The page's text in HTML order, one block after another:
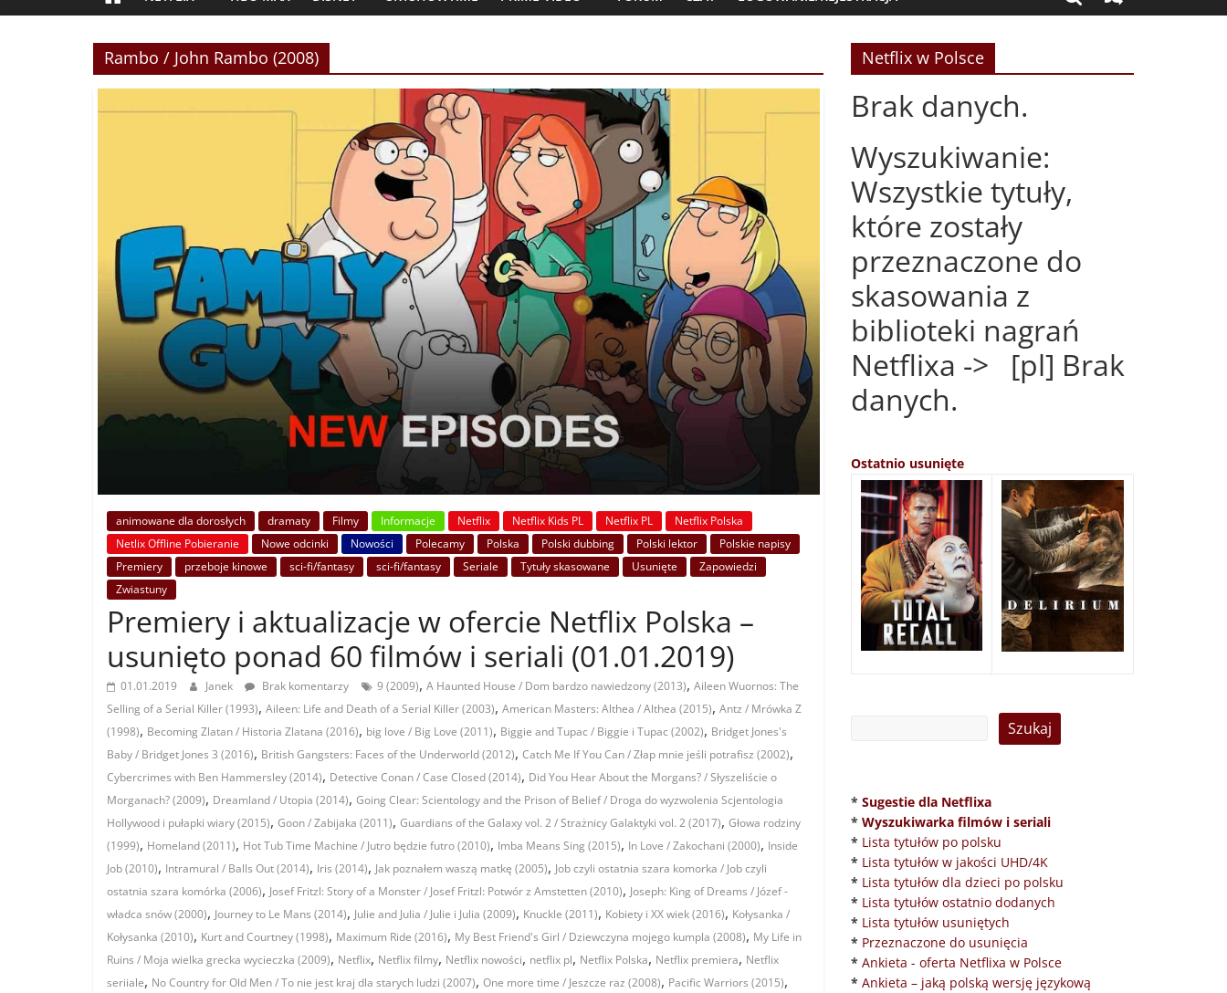
Rambo / John Rambo (2008)
animowane dla dorosłych dramaty Filmy Informacje Netflix Netflix Kids PL Netflix PL
Netflix Polska
Netlix Offline Pobieranie
Nowe odcinki Nowości Polecamy Polska Polski dubbing Polski lektor
Polskie napisy
Premiery
przeboje kinowe sci-fi/fantasy sci-fi/fantasy Seriale Tytuły skasowane Usunięte
Zapowiedzi
Zwiastuny
Premiery i aktualizacje w ofercie Netflix Polska –
usunięto ponad 60 filmów i seriali (01.01.2019)
01.01.2019 Janek Brak komentarzy 9 (2009), A Haunted House / Dom bardzo nawiedzony (2013), Aileen Wuornos: The
Selling of a Serial Killer (1993), Aileen: Life and Death of a Serial Killer (2003), American Masters: Althea / Althea (2015), Antz / Mrówka Z
(1998), Becoming Zlatan / Historia Zlatana (2016), big love / Big Love (2011), Biggie and Tupac / Biggie i Tupac (2002), Bridget Jones's
Baby / Bridget Jones 3 (2016), British Gangsters: Faces of the Underworld (2012), Catch Me If You Can / Złap mnie jeśli potrafisz (2002),
Cybercrimes with Ben Hammersley (2014), Detective Conan / Case Closed (2014), Did You Hear About the Morgans? / Słyszeliście o
Morganach? (2009), Dreamland / Utopia (2014), Going Clear: Scientology and the Prison of Belief / Droga do wyzwolenia Scjentologia
Hollywood i pułapki wiary (2015), Goon / Zabijaka (2011), Guardians of the Galaxy vol. 2 / Strażnicy Galaktyki vol. 2 (2017), Głowa rodziny
(1999), Homeland (2011), Hot Tub Time Machine / Jutro będzie futro (2010), Imba Means Sing (2015), In Love / Zakochani (2000), Inside
Job (2010), Intramural / Balls Out (2014), Iris (2014), Jak poznałem waszą matkę (2005), Job czyli ostatnia szara komorka / Job czyli
ostatnia szara komórka (2006), Josef Fritzl: Story of a Monster / Josef Fritzl: Potwór z Amstetten (2010), Joseph: King of Dreams / Józef -
władca snów (2000), Journey to Le Mans (2014), Julie and Julia / Julie i Julia (2009), Knuckle (2011), Kobiety i XX wiek (2016), Kołysanka /
Kołysanka (2010), Kurt and Courtney (1998), Maximum Ride (2016), My Best Friend's Girl / Dziewczyna mojego kumpla (2008), My Life in
Ruins / Moja wielka grecka wycieczka (2009), Netflix, Netflix filmy, Netflix nowości, netflix pl, Netflix Polska, Netflix premiera, Netflix
seriiale, No Country for Old Men / To nie jest kraj dla starych ludzi (2007), One more time / Jeszcze raz (2008), Pacific Warriors (2015),
Netflix w Polsce
Brak danych.
Wyszukiwanie:
Wszystkie tytuły,
które zostały
przeznaczone do
skasowania z
biblioteki nagrań
Netflixa -> [pl] Brak
danych.
Ostatnio usunięte
* Sugestie dla Netflixa
* Wyszukiwarka filmów i seriali
* Lista tytułów po polsku
* Lista tytułów w jakości UHD/4K
* Lista tytułów dla dzieci po polsku
* Lista tytułów ostatnio dodanych
* Lista tytułów usuniętych
* Przeznaczone do usunięcia
* Ankieta - oferta Netflixa w Polsce
* Ankieta – jaką polską wersję językową